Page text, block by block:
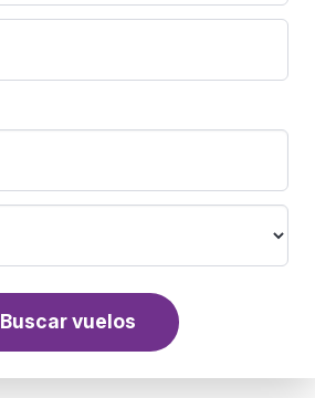
Buscar vuelos